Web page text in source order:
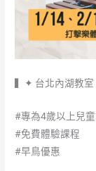
▍✦ 台北內湖教
#專為4歲以上兒
#免費體驗課程
#早鳥優惠